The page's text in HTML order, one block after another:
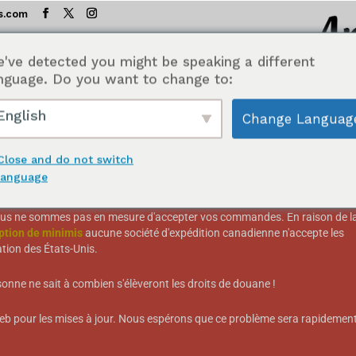
BOUTIQUE TABLE DE TEST DES GOÛTS
detected you might be speaking a different
Do you want to change to:
Change
and do not switch
américaines sont
:
ne sommes pas en mesure d'accepter vos commandes. En raison de
de minimisaucune société d'expédition canadienne n'accepte les
des États-Unis.
ne sait à combien s'élèveront les droits de douane !
pour les mises à jour. Nous espérons que ce problème sera